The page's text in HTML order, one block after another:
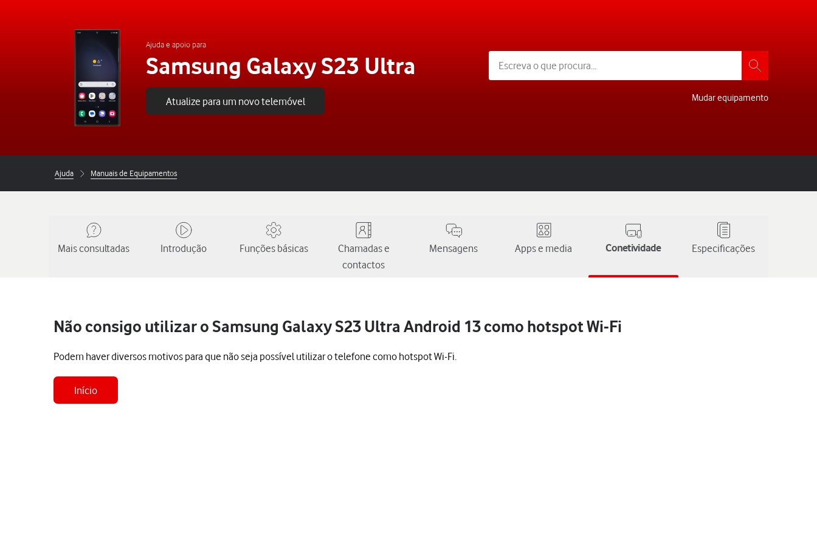
Ajuda e apoio para
Samsung Galaxy S23 Ultra
Atualize para um novo telemóvel Mudar equipamento
Ajuda Manuais de Equipamentos
Mais consultadas Introdução Funções básicas
Chamadas e
contactos
Mensagens Apps e media Conetividade Especificações
Não consigo utilizar o Samsung Galaxy S23 Ultra Android 13 como hotspot Wi-Fi
Podem haver diversos motivos para que não seja possível utilizar o telefone como hotspot Wi-Fi.
Início